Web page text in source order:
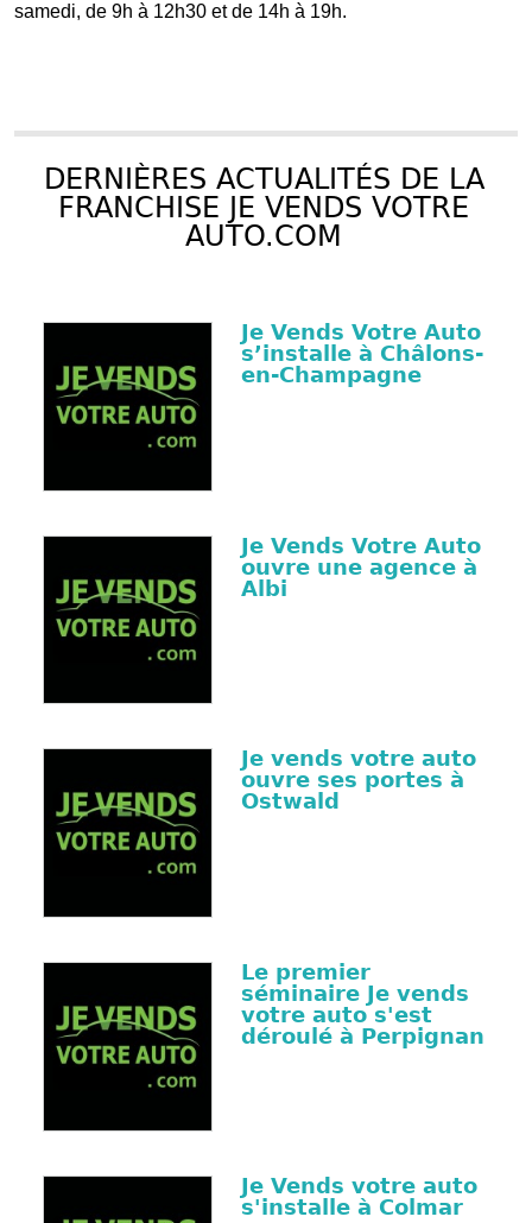
samedi, de 9h à 12h30 et de 14h à 19h.
DERNIÈRES ACTUALITÉS DE LA
FRANCHISE JE VENDS VOTRE
AUTO.COM
Je Vends Votre Auto
s’installe à Châlons-
en-Champagne
Je Vends Votre Auto
ouvre une agence à
Albi
Je vends votre auto
ouvre ses portes à
Ostwald
Le premier
séminaire Je vends
votre auto s'est
déroulé à Perpignan
Je Vends votre auto
s'installe à Colmar